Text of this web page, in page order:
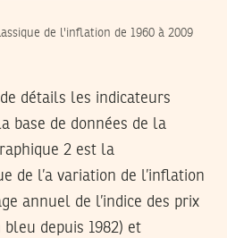
de l'inflation de 1960 à 2009
détails les indicateurs
base de données de la
2 est la
de l’a variation de l’inflation
annuel de l’indice des prix
depuis 1982) et